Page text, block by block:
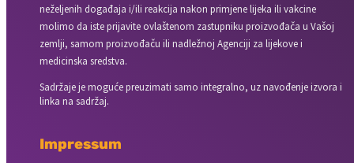
neželjenih događaja i/ili reakcija nakon primjene lijeka ili vakcine
molimo da iste prijavite ovlaštenom zastupniku proizvođača u Vašoj
zemlji, samom proizvođaču ili nadležnoj Agenciji za lijekove i
medicinska sredstva.
Sadržaje je moguće preuzimati samo integralno, uz navođenje izvora i
linka na sadržaj.
Impressum